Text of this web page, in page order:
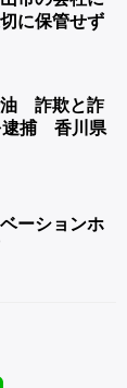
に保管せず
油 詐欺と詐
逮捕 香川県
ーションホ